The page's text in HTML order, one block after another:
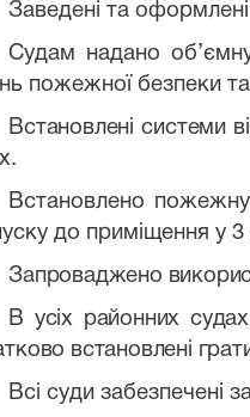
Заведені та
Судам надано
пожежної безпеки
Встановлені системи
Встановлено
до приміщення у 3
Запроваджено
В усіх районних
встановлені
Всі суди забезпечені